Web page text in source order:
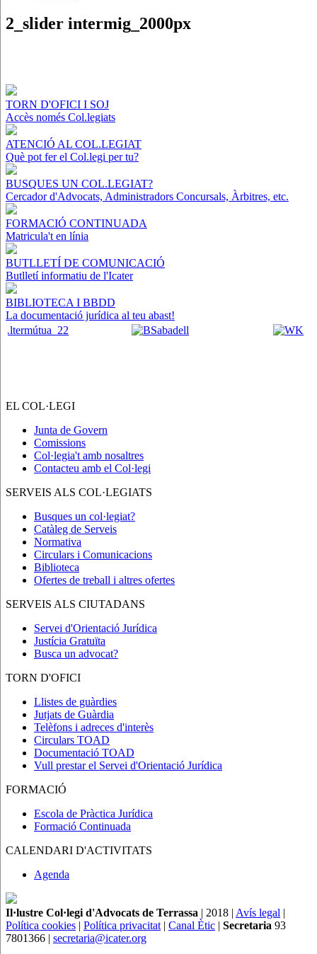
2_slider intermig_2000px
TORN D'OFICI I SOJ
Accès només Col.legiats
ATENCIÓ AL COL.LEGIAT
Què pot fer el Col.legi per tu?
BUSQUES UN COL.LEGIAT?
Cercador d'Advocats, Administradors Concursals, Àrbitres, etc.
FORMACIÓ CONTINUADA
Matricula't en línia
BUTLLETÍ DE COMUNICACIÓ
Butlletí informatiu de l'Icater
BIBLIOTECA I BBDD
La documentació jurídica al teu abast!
EL COL·LEGI
Junta de Govern
Comissions
Col·legia't amb nosaltres
Contacteu amb el Col·legi
SERVEIS ALS COL·LEGIATS
Busques un col·legiat?
Catàleg de Serveis
Normativa
Circulars i Comunicacions
Biblioteca
Ofertes de treball i altres ofertes
SERVEIS ALS CIUTADANS
Servei d'Orientació Jurídica
Justícia Gratuïta
Busca un advocat?
TORN D'OFICI
Llistes de guàrdies
Jutjats de Guàrdia
Telèfons i adreces d'interès
Circulars TOAD
Documentació TOAD
Vull prestar el Servei d'Orientació Jurídica
FORMACIÓ
Escola de Pràctica Jurídica
Formació Continuada
CALENDARI D'ACTIVITATS
Agenda
Il·lustre Col·legi d'Advocats de Terrassa | 2018 | Avís legal |
Política cookies | Política privacitat | Canal Ètic | Secretaria 93
7801366 | secretaria@icater.org